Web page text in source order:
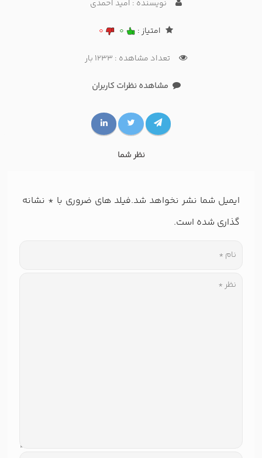
نویسنده : امید احمدی
امتیاز : 0
0
تعداد مشاهده : 1233 بار
مشاهده نظرات کاربران
نظر شما
ایمیل شما نشر نخواهد شد.فیلد های ضروری با * نشانه
گذاری شده است.